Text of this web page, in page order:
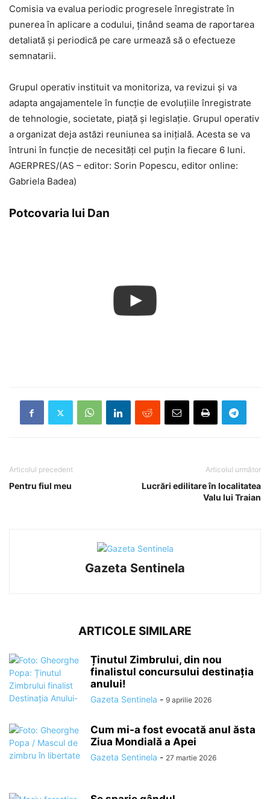
Comisia va evalua periodic progresele înregistrate în
punerea în aplicare a codului, ţinând seama de raportarea
detaliată şi periodică pe care urmează să o efectueze
semnatarii.
Grupul operativ instituit va monitoriza, va revizui şi va
adapta angajamentele în funcţie de evoluţiile înregistrate
de tehnologie, societate, piaţă şi legislaţie. Grupul operativ
a organizat deja astăzi reuniunea sa iniţială. Acesta se va
întruni în funcţie de necesităţi cel puţin la fiecare 6 luni.
AGERPRES/(AS – editor: Sorin Popescu, editor online:
Gabriela Badea)
Potcovaria lui Dan
Articolul precedent
Pentru fiul meu
Articolul următor
Lucrări edilitare în localitatea
Valu lui Traian
Gazeta Sentinela
ARTICOLE SIMILARE
Ținutul Zimbrului, din nou
finalistul concursului destinația
anului!
Gazeta Sentinela - 9 aprilie 2026
Cum mi-a fost evocată anul ăsta
Ziua Mondială a Apei
Gazeta Sentinela - 27 martie 2026